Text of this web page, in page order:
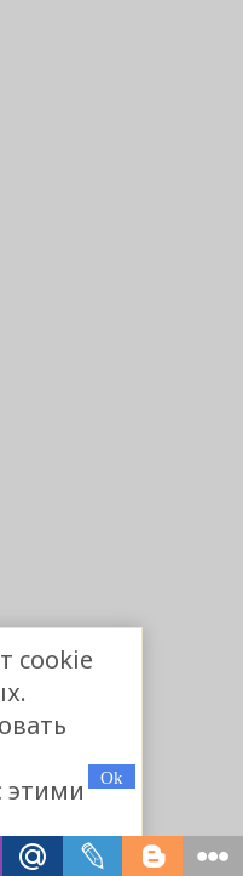
cookie
этими